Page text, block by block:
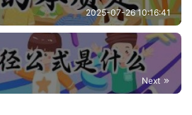
2025-07-26 10:16:41
Next